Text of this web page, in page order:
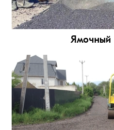
Ямочный